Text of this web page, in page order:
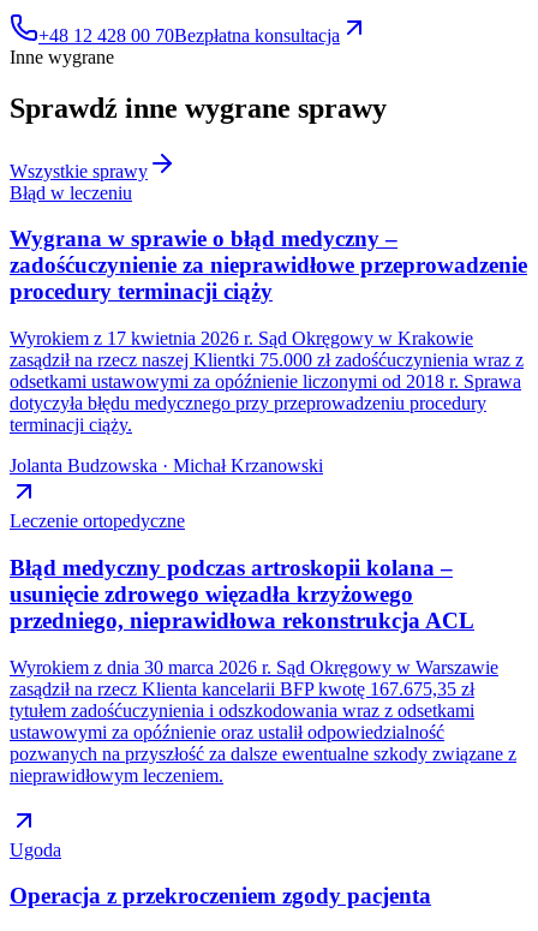
+48 12 428 00 70Bezpłatna konsultacja
Inne wygrane
Sprawdź inne wygrane sprawy
Wszystkie sprawy
Błąd w leczeniu
Wygrana w sprawie o błąd medyczny –
zadośćuczynienie za nieprawidłowe przeprowadzenie
procedury terminacji ciąży
Wyrokiem z 17 kwietnia 2026 r. Sąd Okręgowy w Krakowie
zasądził na rzecz naszej Klientki 75.000 zł zadośćuczynienia wraz z
odsetkami ustawowymi za opóźnienie liczonymi od 2018 r. Sprawa
dotyczyła błędu medycznego przy przeprowadzeniu procedury
terminacji ciąży.
Jolanta Budzowska · Michał Krzanowski
Leczenie ortopedyczne
Błąd medyczny podczas artroskopii kolana –
usunięcie zdrowego więzadła krzyżowego
przedniego, nieprawidłowa rekonstrukcja ACL
Wyrokiem z dnia 30 marca 2026 r. Sąd Okręgowy w Warszawie
zasądził na rzecz Klienta kancelarii BFP kwotę 167.675,35 zł
tytułem zadośćuczynienia i odszkodowania wraz z odsetkami
ustawowymi za opóźnienie oraz ustalił odpowiedzialność
pozwanych na przyszłość za dalsze ewentualne szkody związane z
nieprawidłowym leczeniem.
Ugoda
Operacja z przekroczeniem zgody pacjenta